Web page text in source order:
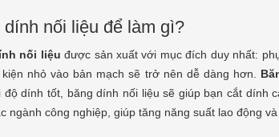
dính nối liệu để làm gì?
nối liệu được sản xuất với mục đích duy nhất:
kiện nhỏ vào bản mạch sẽ trở nên dễ dàng hơn.
độ dính tốt, băng dính nối liệu sẽ giúp bạn cắt dính
ngành công nghiệp, giúp tăng năng suất lao động